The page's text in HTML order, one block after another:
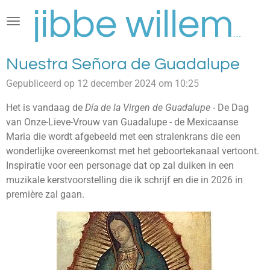
direct
de
hoofdinhoud
Nuestra Señora de Guadalupe
Gepubliceerd op 12 december 2024 om 10:25
Het is vandaag de Día de la Virgen de Guadalupe - De Dag
van Onze-Lieve-Vrouw van Guadalupe - de Mexicaanse
Maria die wordt afgebeeld met een stralenkrans die een
wonderlijke overeenkomst met het geboortekanaal vertoont.
Inspiratie voor een personage dat op zal duiken in een
muzikale kerstvoorstelling die ik schrijf en die in 2026 in
première zal gaan.